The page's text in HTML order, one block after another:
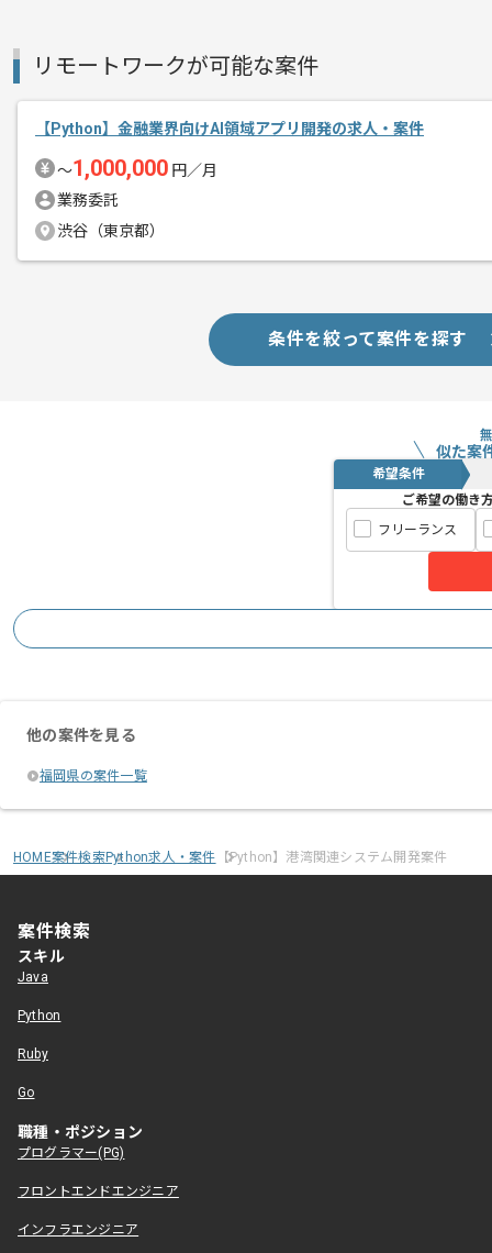
エージェントからのコ
これまでのご経験を活かしたい方にオ
リモートワークが可能な案件
【Python】金融業界向けAI領域アプリ開発の求人・案件
〜1,000,000 円／月
業務委託
渋谷（東京都）
条件を絞って案件を探す
似た案
希望条件
ご希望の働き
フリーランス
他の案件を見る
福岡県の案件一覧
HOME案件検索Python求人・案件 【Python】港湾関連システム開発案件
案件検索
スキル
Java
Python
Ruby
Go
職種・ポジション
プログラマー(PG)
フロントエンドエンジニア
インフラエンジニア